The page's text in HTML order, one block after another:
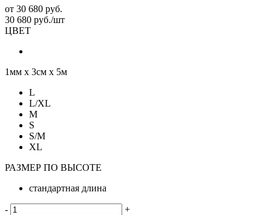
от 30 680 руб.
30 680 руб./шт
ЦВЕТ
1мм х 3см х 5м
L
L/XL
M
S
S/M
XL
РАЗМЕР ПО ВЫСОТЕ
стандартная длина
-
+